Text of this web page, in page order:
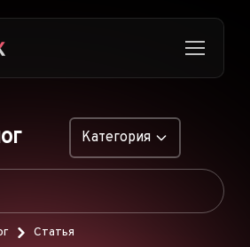
Категория
НАТИВНАЯ РЕКЛАМА
Статья